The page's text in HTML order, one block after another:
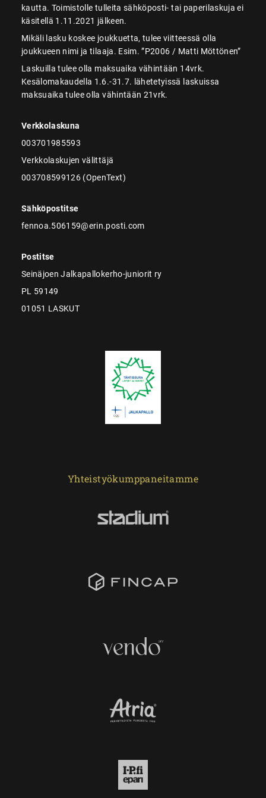
kautta. Toimistolle tulleita sähköposti- tai paperilaskuja ei
käsitellä 1.11.2021 jälkeen.
Mikäli lasku koskee joukkuetta, tulee viitteessä olla
joukkueen nimi ja tilaaja. Esim. ”P2006 / Matti Möttönen”
Laskuilla tulee olla maksuaika vähintään 14vrk.
Kesälomakaudella 1.6.-31.7. lähetetyissä laskuissa
maksuaika tulee olla vähintään 21vrk.
Verkkolaskuna
003701985593
Verkkolaskujen välittäjä
003708599126 (OpenText)
Sähköpostitse
fennoa.506159@erin.posti.com
Postitse
Seinäjoen Jalkapallokerho-juniorit ry
PL 59149
01051 LASKUT
Yhteistyökumppaneitamme